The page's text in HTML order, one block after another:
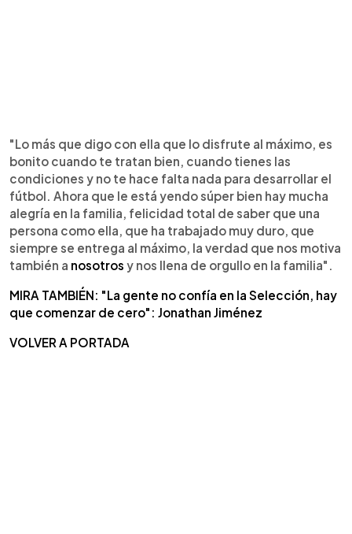
"Lo más que digo con ella que lo disfrute al máximo, es
bonito cuando te tratan bien, cuando tienes las
condiciones y no te hace falta nada para desarrollar el
fútbol. Ahora que le está yendo súper bien hay mucha
alegría en la familia, felicidad total de saber que una
persona como ella, que ha trabajado muy duro, que
siempre se entrega al máximo, la verdad que nos motiva
también a nosotros y nos llena de orgullo en la familia".
MIRA TAMBIÉN: "La gente no confía en la Selección, hay
que comenzar de cero": Jonathan Jiménez
VOLVER A PORTADA